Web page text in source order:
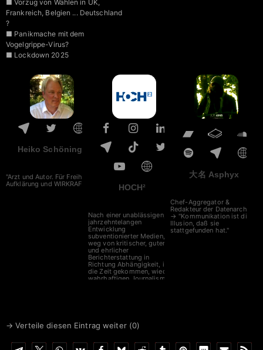
■ Vorzug von Wahlen in UK,
Frankreich, Belgien ... Deutschland
?
■ Panikmache mit dem
Vogelgrippe-Virus?
■ Lockdown 2025
Heiko Schöning
"Arzt und Autor. Für Freiheit,
Aufklärung und WIRKRAFT."
HOCH²
Nach einer unablässigen,
jahrzehntelangen
Entwicklung
subventionierter Medien,
weg von kritischer, guter
und ehrlicher
Berichterstattung in
Richtung Abhängigkeit, ist
die Zeit gekommen, wieder
wahrhaftigen Journalismus
大名 Asphyx
Chef-Aggregator &
Redakteur der Datenarche
→ "Kommunikation ist die
Illusion, daß sie
stattgefunden hat."
→ Verteile diesen Eintrag weiter (0)